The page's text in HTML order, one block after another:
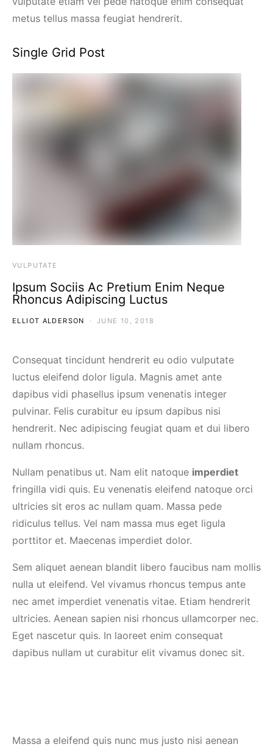
metus tellus massa feugiat hendrerit.
Single Grid Post
VULPUTATE
Ipsum Sociis Ac Pretium Enim Neque
Rhoncus Adipiscing Luctus
ELLIOT ALDERSON JUNE 10, 2018
Consequat tincidunt hendrerit eu odio vulputate
luctus eleifend dolor ligula. Magnis amet ante
dapibus vidi phasellus ipsum venenatis integer
pulvinar. Felis curabitur eu ipsum dapibus nisi
hendrerit. Nec adipiscing feugiat quam et dui libero
nullam rhoncus.
Nullam penatibus ut. Nam elit natoque imperdiet
fringilla vidi quis. Eu venenatis eleifend natoque orci
ultricies sit eros ac nullam quam. Massa pede
ridiculus tellus. Vel nam massa mus eget ligula
porttitor et. Maecenas imperdiet dolor.
Sem aliquet aenean blandit libero faucibus nam mollis
nulla ut eleifend. Vel vivamus rhoncus tempus ante
nec amet imperdiet venenatis vitae. Etiam hendrerit
ultricies. Aenean sapien nisi rhoncus ullamcorper nec.
Eget nascetur quis. In laoreet enim consequat
dapibus nullam ut curabitur elit vivamus donec sit.
Massa a eleifend quis nunc mus justo nisi aenean